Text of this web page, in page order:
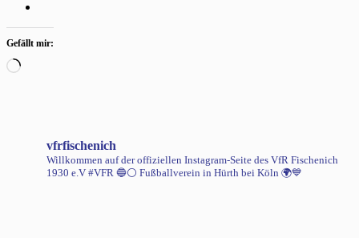
Gefällt mir:
Wird
vfrfischenich
Willkommen auf der offiziellen Instagram-Seite des VfR Fischenich
1930 e.V #VFR 🔵⚪️ Fußballverein in Hürth bei Köln 🌍💙